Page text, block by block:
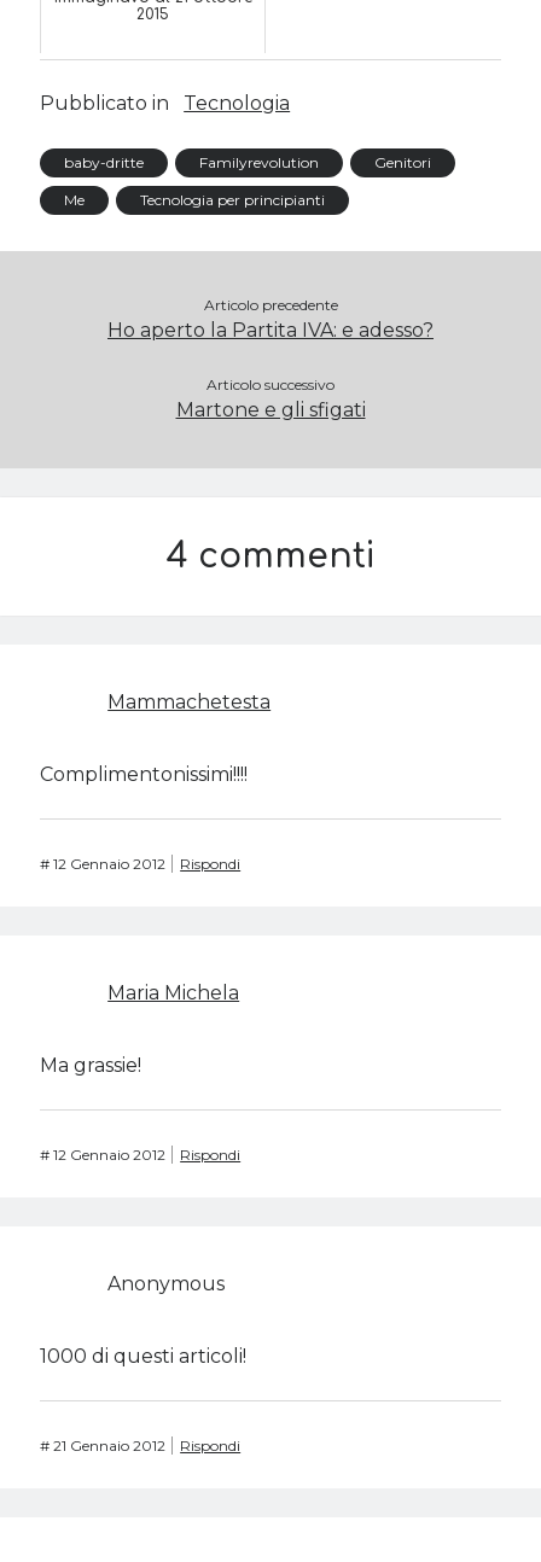
2015
Pubblicato in Tecnologia
baby-dritte Familyrevolution Genitori
Me Tecnologia per principianti
Articolo precedente
Ho aperto la Partita IVA: e adesso?
Articolo successivo
Martone e gli sfigati
4 commenti
Mammachetesta
Complimentonissimi!!!!
#12 Gennaio 2012 Rispondi
Maria Michela
Ma grassie!
#12 Gennaio 2012 Rispondi
Anonymous
1000 di questi articoli!
#21 Gennaio 2012 Rispondi